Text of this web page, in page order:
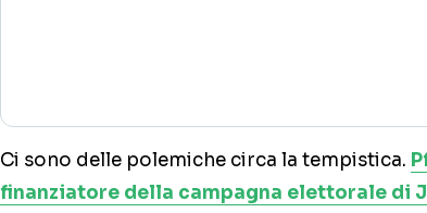
Ci sono delle polemiche circa la tempistica.
finanziatore della campagna elettorale di